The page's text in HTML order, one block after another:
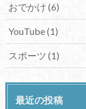
おでかけ (6)
YouTube(1)
スポーツ (1)
最近の投稿